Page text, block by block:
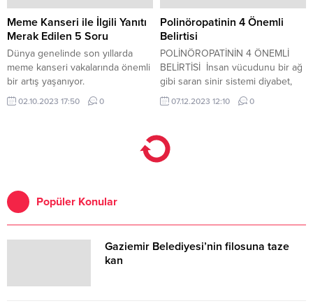
Meme Kanseri ile İlgili Yanıtı
Merak Edilen 5 Soru
Dünya genelinde son yıllarda
meme kanseri vakalarında önemli
bir artış yaşanıyor.
02.10.2023 17:50 0
Polinöropatinin 4 Önemli
Belirtisi
POLİNÖROPATİNİN 4 ÖNEMLİ
BELİRTİSİ İnsan vücudunu bir ağ
gibi saran sinir sistemi diyabet,
kanser ve romatizma gibi
hastalıkların etkisiyle hasar
07.12.2023 12:10 0
Popüler Konular
Gaziemir Belediyesi’nin filosuna taze
kan